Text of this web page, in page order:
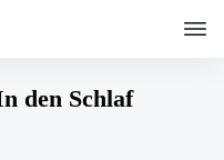
den Schlaf